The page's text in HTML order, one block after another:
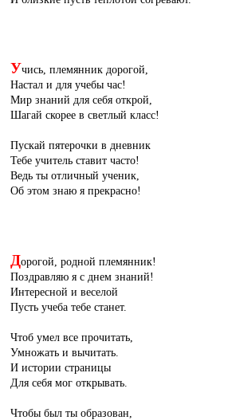
Учись, племянник дорогой,
Настал и для учебы час!
Мир знаний для себя открой,
Шагай скорее в светлый класс!
Пускай пятерочки в дневник
Тебе учитель ставит часто!
Ведь ты отличный ученик,
Об этом знаю я прекрасно!
Дорогой, родной племянник!
Поздравляю я с днем знаний!
Интересной и веселой
Пусть учеба тебе станет.
Чтоб умел все прочитать,
Умножать и вычитать.
И истории страницы
Для себя мог открывать.
Чтобы был ты образован,